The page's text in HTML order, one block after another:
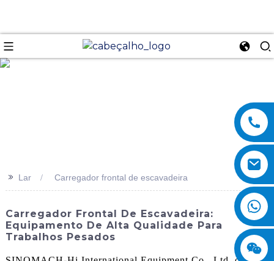
>> Lar Carregador frontal de escavadeira
Carregador Frontal De Escavadeira:
Equipamento De Alta Qualidade Para
Trabalhos Pesados